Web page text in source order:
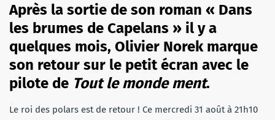
Après la sortie de son roman « Dans
les brumes de Capelans » il y a
quelques mois, Olivier Norek marque
son retour sur le petit écran avec le
pilote de Tout le monde ment.
Le roi des polars est de retour ! Ce mercredi 31 août à 21h10